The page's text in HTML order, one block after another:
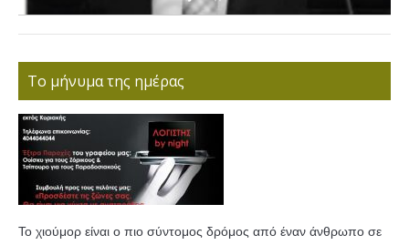
Το μήνυμα της ημέρας
Το χιούμορ είναι ο πιο σύντομος δρόμος από έναν άνθρωπο σε